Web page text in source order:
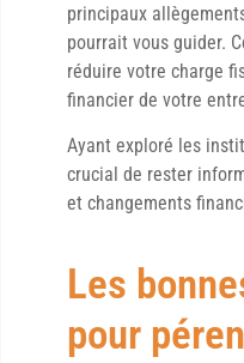
principaux
pourrait vous guider.
réduire votre charge
financier de votre
Ayant exploré les
crucial de rester
et changements
Les
pour